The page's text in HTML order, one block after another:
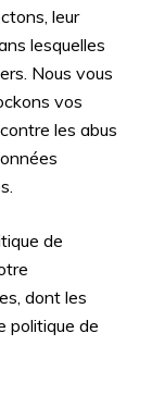
leur
lesquelles
Nous vous
vos
les abus
de
dont les
politique de